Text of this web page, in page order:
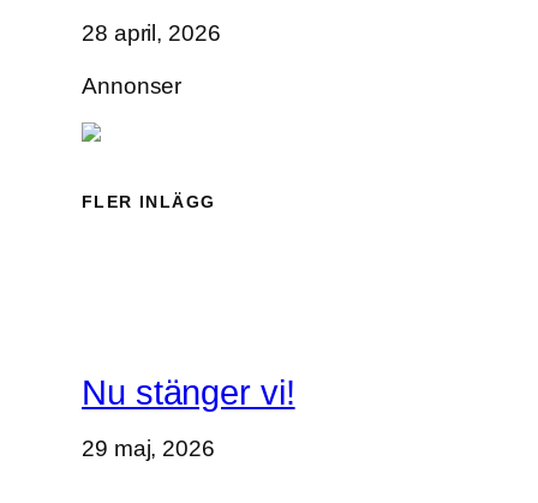
28 april, 2026
Annonser
FLER INLÄGG
Nu stänger vi!
29 maj, 2026